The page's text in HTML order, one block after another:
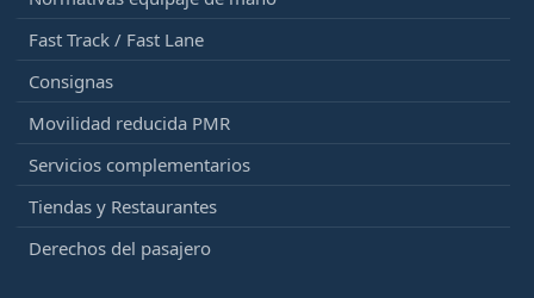
Fast Track / Fast Lane
Consignas
Movilidad reducida PMR
Servicios complementarios
Tiendas y Restaurantes
Derechos del pasajero